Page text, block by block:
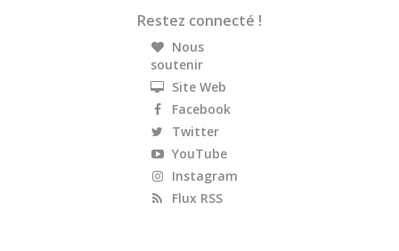
Restez connecté !
Nous
soutenir
Site Web
Facebook
Twitter
YouTube
Instagram
Flux RSS